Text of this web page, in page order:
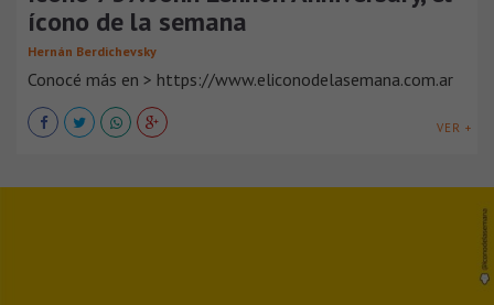
ícono de la semana
Hernán Berdichevsky
Conocé más en > https://www.eliconodelasemana.com.ar
VER +